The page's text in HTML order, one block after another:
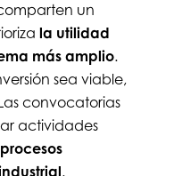
un
la utilidad
más amplio.
sea viable,
convocatorias
actividades
procesos
.